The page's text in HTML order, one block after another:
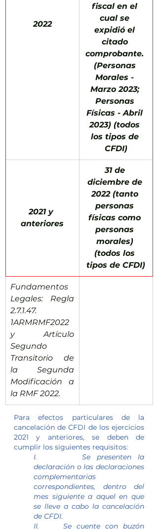
​2022
fiscal en el
cual se
expidió el
citado
comprobante.
(Personas
Morales -
Marzo 2023;
Personas
Físicas - Abril
2023) (todos
los tipos de
CFDI)
2021 y
anteriores
31 de
diciembre de
2022 (tanto
personas
físicas como
personas
morales)
(todos los
tipos de CFDI)
Fundamentos
Legales: Regla
2.7.1.47.
1ARMRMF2022
y Artículo
Segundo
Transitorio de
la Segunda
Modificación a
la RMF 2022.
Para efectos particulares de la
cancelación de CFDI de los ejercicios
2021 y anteriores, se deben de
cumplir los siguientes requisitos:
I.       Se presenten la
declaración o las declaraciones
complementarias
correspondientes, dentro del
mes siguiente a aquel en que
se lleve a cabo la cancelación
de CFDI.
II.     Se cuente con buzón